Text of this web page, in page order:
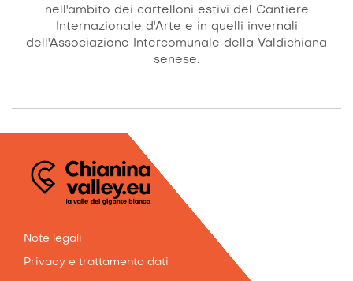
nell'ambito dei cartelloni estivi del Cantiere
Internazionale d'Arte e in quelli invernali
dell'Associazione Intercomunale della Valdichiana
senese.
INFO
Note legali
Privacy e trattamento dati